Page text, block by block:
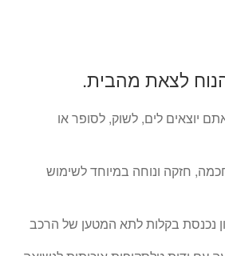
לצאת מהבית.
יוצאים לים, לשוק, לסופר או
חזקה ונוחה במיוחד לשימוש
נכנסת בקלות לתא המטען של הרכב